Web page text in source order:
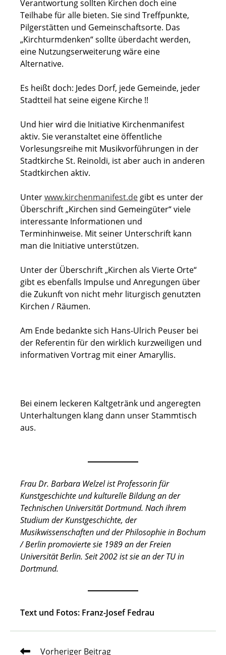
Verantwortung sollten Kirchen doch eine
Teilhabe für alle bieten. Sie sind Treffpunkte,
Pilgerstätten und Gemeinschaftsorte. Das
„Kirchturmdenken“ sollte überdacht werden,
eine Nutzungserweiterung wäre eine
Alternative.
Es heißt doch: Jedes Dorf, jede Gemeinde, jeder
Stadtteil hat seine eigene Kirche !!
Und hier wird die Initiative Kirchenmanifest
aktiv. Sie veranstaltet eine öffentliche
Vorlesungsreihe mit Musikvorführungen in der
Stadtkirche St. Reinoldi, ist aber auch in anderen
Stadtkirchen aktiv.
Unterwww.kirchenmanifest.de gibt es unter der
Überschrift „Kirchen sind Gemeingüter“ viele
interessante Informationen und
Terminhinweise. Mit seiner Unterschrift kann
man die Initiative unterstützen.
Unter der Überschrift „Kirchen als Vierte Orte“
gibt es ebenfalls Impulse und Anregungen über
die Zukunft von nicht mehr liturgisch genutzten
Kirchen / Räumen.
Am Ende bedankte sich Hans-Ulrich Peuser bei
der Referentin für den wirklich kurzweiligen und
informativen Vortrag mit einer Amaryllis.
Bei einem leckeren Kaltgetränk und angeregten
Unterhaltungen klang dann unser Stammtisch
aus.
Frau Dr. Barbara Welzel ist Professorin für
Kunstgeschichte und kulturelle Bildung an der
Technischen Universität Dortmund. Nach ihrem
Studium der Kunstgeschichte, der
Musikwissenschaften und der Philosophie in Bochum
/ Berlin promovierte sie 1989 an der Freien
Universität Berlin. Seit 2002 ist sie an der TU in
Dortmund.
Text und Fotos: Franz-Josef Fedrau
WeitereVorheriger Beitrag